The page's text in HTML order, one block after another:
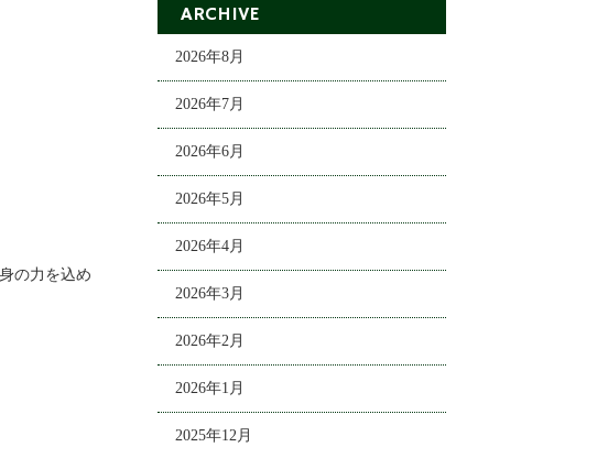
の力を込め
ARCHIVE
2026年8月
2026年7月
2026年6月
2026年5月
2026年4月
2026年3月
2026年2月
2026年1月
2025年12月